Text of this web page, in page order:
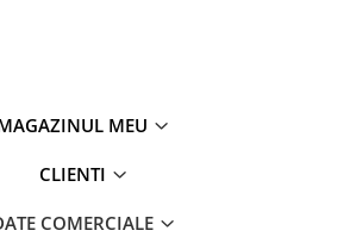
MEU
CLIENTI
COMERCIALE